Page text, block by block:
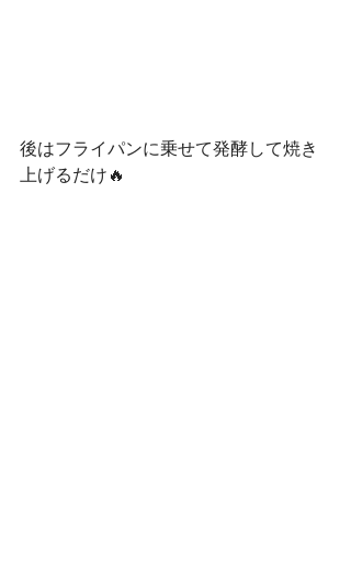
後はフライパンに乗せて発酵して焼き
上げるだけ🔥